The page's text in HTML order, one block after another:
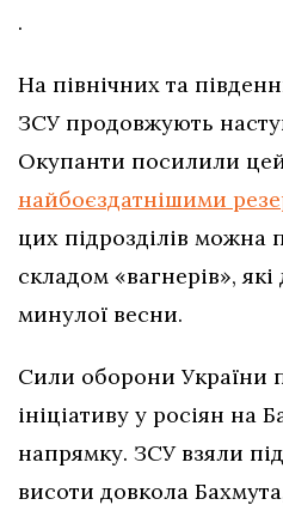
.
На північних та
ЗСУ продовжують
Окупанти посилили
найбоєздатнішими
цих підрозділів можна
складом «вагнерів»,
минулої весни.
Сили оборони України
ініціативу у росіян на
напрямку. ЗСУ взяли
висоти довкола